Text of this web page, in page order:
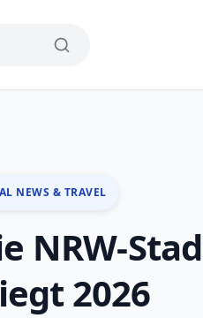
NEWS & TRAVEL
NRW-
2026